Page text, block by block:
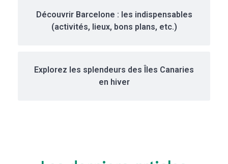
Découvrir Barcelone : les indispensables
(activités, lieux, bons plans, etc.)
Explorez les splendeurs des Îles Canaries
en hiver